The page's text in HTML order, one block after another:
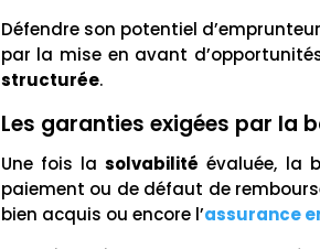
Défendre son potentiel
par la mise en avant
structurée.
Les garanties exigées par la
Une fois la solvabilité évaluée, la
paiement ou de défaut de
bien acquis ou encore l’assurance